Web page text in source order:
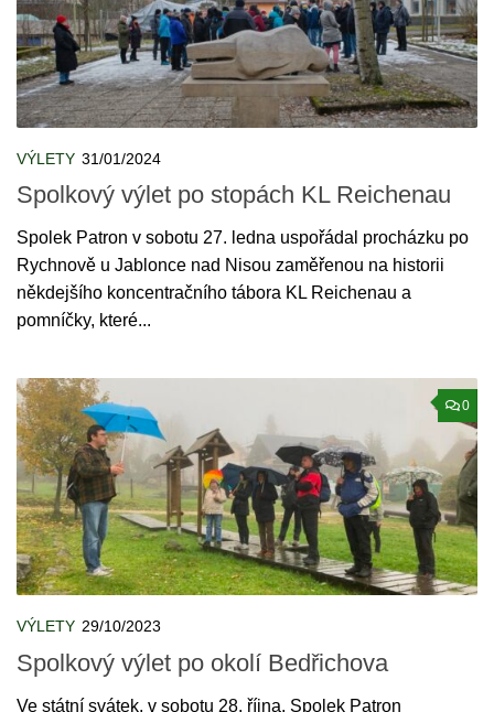
VÝLETY 31/01/2024
Spolkový výlet po stopách KL Reichenau
Spolek Patron v sobotu 27. ledna uspořádal procházku po
Rychnově u Jablonce nad Nisou zaměřenou na historii
někdejšího koncentračního tábora KL Reichenau a
pomníčky, které...
0
VÝLETY 29/10/2023
Spolkový výlet po okolí Bedřichova
Ve státní svátek, v sobotu 28. října, Spolek Patron